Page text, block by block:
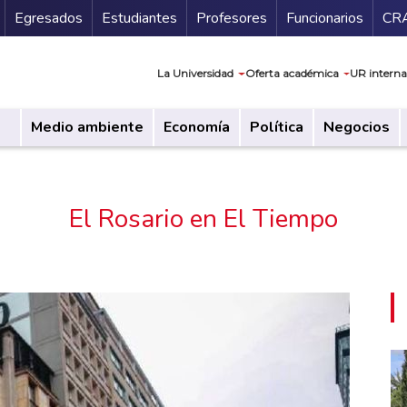
Secundario
Egresados Estudiantes Profesores Funcionarios
La Universidad Oferta académica UR
Medio ambiente Economía Política Negocios
El Rosario en El Tiempo